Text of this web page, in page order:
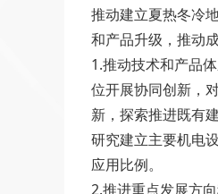
推动建立夏热冬冷
和产品升级，推动
1.推动技术和产品
位开展协同创新，
新，探索推进既有
研究建立主要机电
应用比例。
2.推进重点发展方